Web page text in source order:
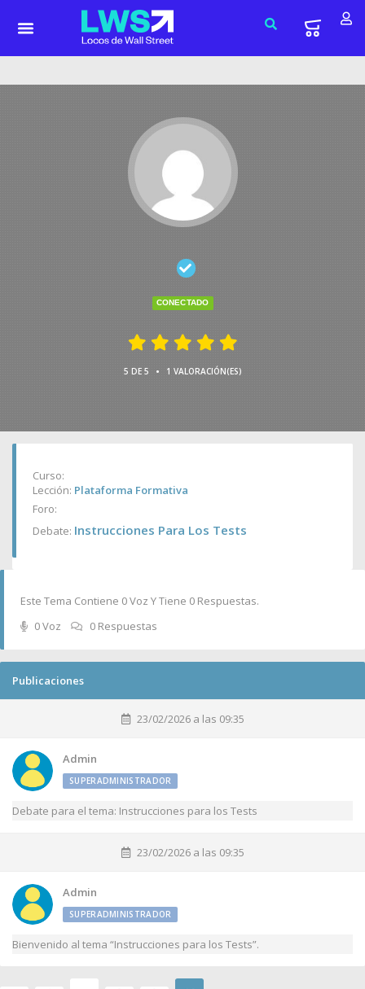
CONECTADO
5 DE 5 • 1 VALORACIÓN(ES)
Curso:
Lección: Plataforma Formativa
Foro:
Debate: Instrucciones Para Los Tests
Este Tema Contiene 0 Voz Y Tiene 0 Respuestas.
0 Voz
0 Respuestas
Publicaciones
23/02/2026 a las 09:35
Admin
SUPERADMINISTRADOR
Debate para el tema: Instrucciones para los Tests
23/02/2026 a las 09:35
Admin
SUPERADMINISTRADOR
Bienvenido al tema “Instrucciones para los Tests”.